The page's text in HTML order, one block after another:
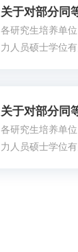
关于对部分同
各研究生培养单
力人员硕士学位
关于对部分同
各研究生培养单
力人员硕士学位